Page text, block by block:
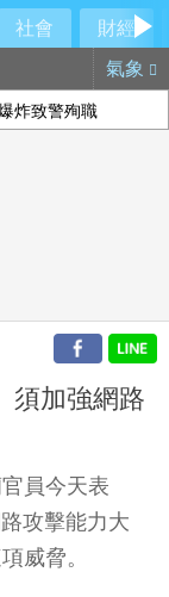
社會
財經
氣象
炸致警殉職
加強網路
員今天表
攻擊能力大
威脅。